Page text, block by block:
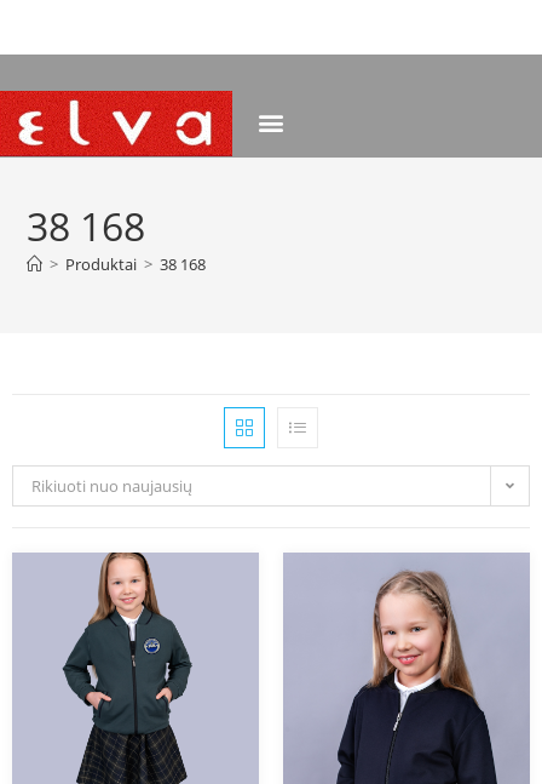
38 168
> Produktai > 38 168
Rikiuoti nuo naujausių